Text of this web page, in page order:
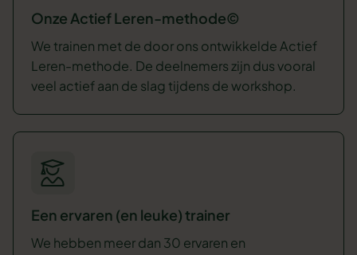
Onze Actief Leren-methode©
We trainen met de door ons ontwikkelde Actief
Leren-methode. De deelnemers zijn dus vooral
veel actief aan de slag tijdens de workshop.
Een ervaren (en leuke) trainer
We hebben meer dan 30 ervaren en